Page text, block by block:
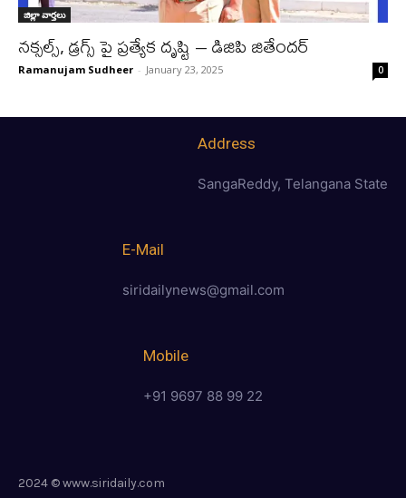
జిల్లా వార్త‌లు
నక్సల్స్, డ్రగ్స్ పై ప్రత్యేక దృష్టి – డిజిపి జితేందర్
Ramanujam Sudheer - January 23, 2025 0
Address
SangaReddy, Telangana State
E-Mail
siridailynews@gmail.com
Mobile
+91 9697 88 99 22
2024 © www.siridaily.com